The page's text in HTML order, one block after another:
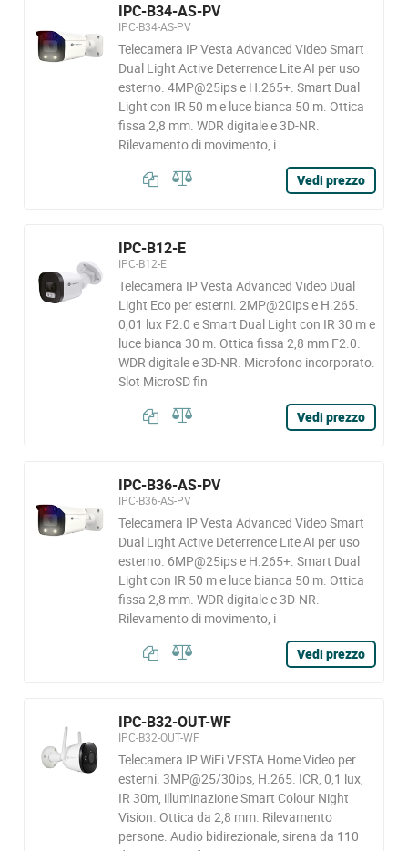
IPC-B34-AS-PV
IPC-B34-AS-PV
Telecamera IP Vesta Advanced Video Smart
Dual Light Active Deterrence Lite AI per uso
esterno. 4MP@25ips e H.265+. Smart Dual
Light con IR 50 m e luce bianca 50 m. Ottica
fissa 2,8 mm. WDR digitale e 3D-NR.
Rilevamento di movimento, i
Vedi prezzo
IPC-B12-E
IPC-B12-E
Telecamera IP Vesta Advanced Video Dual
Light Eco per esterni. 2MP@20ips e H.265.
0,01 lux F2.0 e Smart Dual Light con IR 30 m e
luce bianca 30 m. Ottica fissa 2,8 mm F2.0.
WDR digitale e 3D-NR. Microfono incorporato.
Slot MicroSD fin
Vedi prezzo
IPC-B36-AS-PV
IPC-B36-AS-PV
Telecamera IP Vesta Advanced Video Smart
Dual Light Active Deterrence Lite AI per uso
esterno. 6MP@25ips e H.265+. Smart Dual
Light con IR 50 m e luce bianca 50 m. Ottica
fissa 2,8 mm. WDR digitale e 3D-NR.
Rilevamento di movimento, i
Vedi prezzo
IPC-B32-OUT-WF
IPC-B32-OUT-WF
Telecamera IP WiFi VESTA Home Video per
esterni. 3MP@25/30ips, H.265. ICR, 0,1 lux,
IR 30m, illuminazione Smart Colour Night
Vision. Ottica da 2,8 mm. Rilevamento
persone. Audio bidirezionale, sirena da 110